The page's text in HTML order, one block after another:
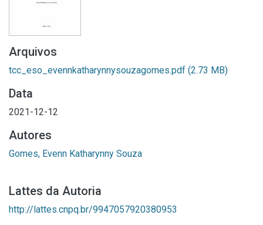
Arquivos
tcc_eso_evennkatharynnysouzagomes.pdf (2.73 MB)
Data
2021-12-12
Autores
Gomes, Evenn Katharynny Souza
Lattes da Autoria
http://lattes.cnpq.br/9947057920380953